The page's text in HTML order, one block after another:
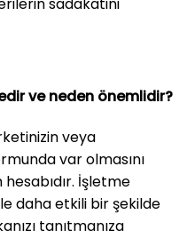
ve neden önemlidir?
veya
var olmasını
İşletme
daha etkili bir şekilde
tanıtmanıza